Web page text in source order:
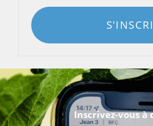
Inscrivez-vous à